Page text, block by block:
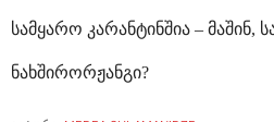
სამყარო კარანტინშია – მაშინ,
ნახშირორჟანგი?